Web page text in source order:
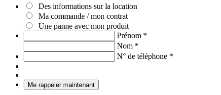
Des informations sur la location
Ma commande / mon contrat
Une panne avec mon produit
Prénom *
Nom *
N° de téléphone *
Me rappeler maintenant